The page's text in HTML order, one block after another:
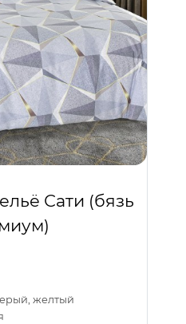
Сати (бязь
желтый